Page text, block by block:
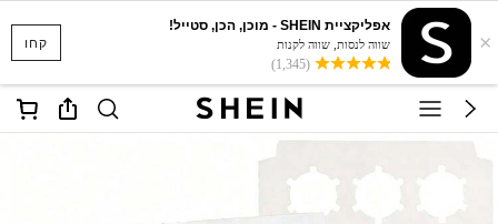
קחו ×
אפליקציית SHEIN - מוכן, הכן, סטייל!
שווה לנסות, שווה לקנות
(1,345)